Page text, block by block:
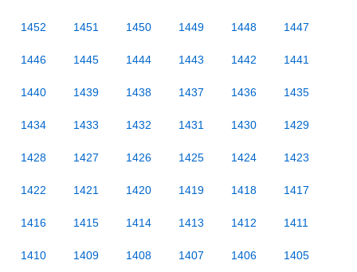
1452 1451 1450 1449 1448 1447
1446 1445 1444 1443 1442 1441
1440 1439 1438 1437 1436 1435
1434 1433 1432 1431 1430 1429
1428 1427 1426 1425 1424 1423
1422 1421 1420 1419 1418 1417
1416 1415 1414 1413 1412 1411
1410 1409 1408 1407 1406 1405